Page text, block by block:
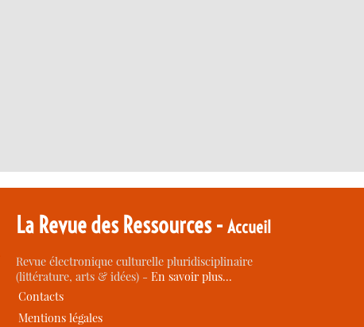
La Revue des Ressources -Accueil
Revue électronique culturelle pluridisciplinaire
(littérature, arts & idées) -En savoir plus…
Contacts
Mentions légales